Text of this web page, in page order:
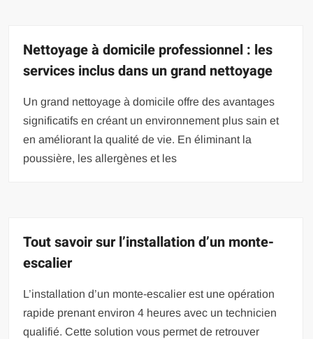
Nettoyage à domicile professionnel : les
services inclus dans un grand nettoyage
Un grand nettoyage à domicile offre des avantages
significatifs en créant un environnement plus sain et
en améliorant la qualité de vie. En éliminant la
poussière, les allergènes et les
Tout savoir sur l’installation d’un monte-
escalier
L’installation d’un monte-escalier est une opération
rapide prenant environ 4 heures avec un technicien
qualifié. Cette solution vous permet de retrouver